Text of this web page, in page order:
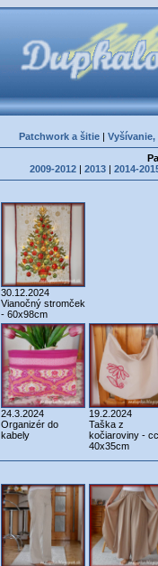
Patchwork a šitie |
2009-2012 | 2013 | 2014-
30.12.2024
Vianočný stromček
- 60x98cm
24.3.2024
Organizér do
kabely
19.2.2024
Taška z
kočiaroviny -
40x35cm